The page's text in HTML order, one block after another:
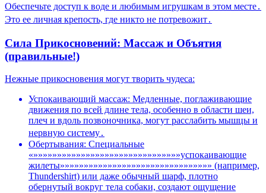
Обеспечьте доступ к воде и любимым игрушкам в этом месте․
Это ее личная крепость, где никто не потревожит․
Сила Прикосновений: Массаж и Объятия
(правильные!)
Нежные прикосновения могут творить чудеса:
Успокаивающий массаж: Медленные, поглаживающие
движения по всей длине тела, особенно в области шеи,
плеч и вдоль позвоночника, могут расслабить мышцы и
нервную систему․
Обертывания: Специальные
«»»»»»»»»»»»»»»»»»»»»»»»»»»»»»»»успокаивающие
жилеты»»»»»»»»»»»»»»»»»»»»»»»»»»»»»»»» (например,
Thundershirt) или даже обычный шарф, плотно
обернутый вокруг тела собаки, создают ощущение